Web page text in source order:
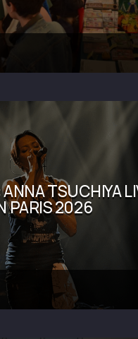
ANNA TSUCHIYA
PARIS 2026